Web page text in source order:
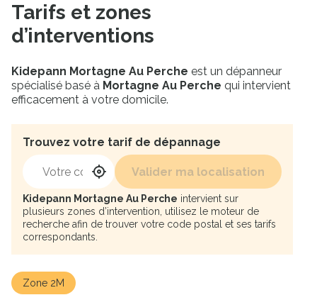
Tarifs et zones
d’interventions
Kidepann Mortagne Au Perche est un dépanneur
spécialisé basé à Mortagne Au Perche qui intervient
efficacement à votre domicile.
Trouvez votre tarif de dépannage
Votre code postal
Ma position
Valider ma localisation
Kidepann Mortagne Au Perche intervient sur
plusieurs zones d’intervention, utilisez le moteur de
recherche afin de trouver votre code postal et ses tarifs
correspondants.
Zone 2M